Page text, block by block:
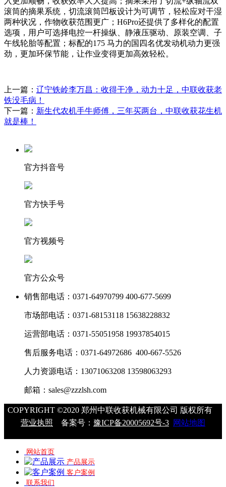
滚筒的摘果系统，切流滚筒凹板设计为可调节，轻松应对干湿
两种状况，作物收获范围更广；H6Pro还提供了多样化的配置
选项，用户可选择电控一杆操纵、静液压驱动、原装空调、子
午线轮胎等配置；标配的175 马力的国四名优发动机动力更强
劲，更加环保节能，让作业变得更加高效轻松。
上一篇： 辽宁铁岭李万昌：收得干净，动力十足，中联收获老
铁没毛病！
下一篇： 新生代农机手牛师傅，三年买两台，中联收获花生机
就是棒！
官方抖音号
官方快手号
官方视频号
官方公众号
销售部电话： 0371-64970799 400-677-5699
市场部电话： 0371-68153118 15638228832
运营部电话： 0371-55051958 19937854015
售后服务电话： 0371-64972686 400-667-5526
人力资源电话： 13071063208 13598063293
邮箱： sales@zzzlsh.com
COPYRIGHT ©2020 郑州中联收获机械有限公司 版权所有
营业执照
备案号： 豫ICP备20005692号-3 网站地图
网站首页
产品展示
客户案例
联系我们